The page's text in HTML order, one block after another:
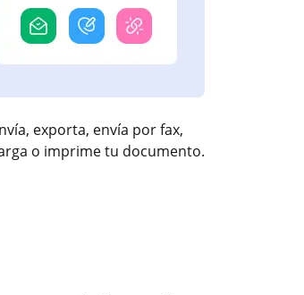
exporta, envía por fax,
o imprime tu documento.